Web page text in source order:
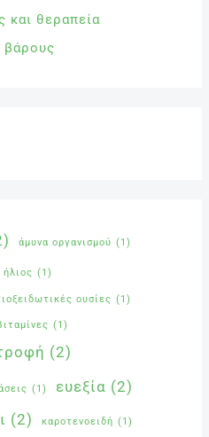
και θεραπεία
βάρους
άμυνα οργανισμού (1)
ήλιος (1)
ουσίες (1)
(1)
(2)
(1) ευεξία (2)
(2) καροτενοειδή (1)